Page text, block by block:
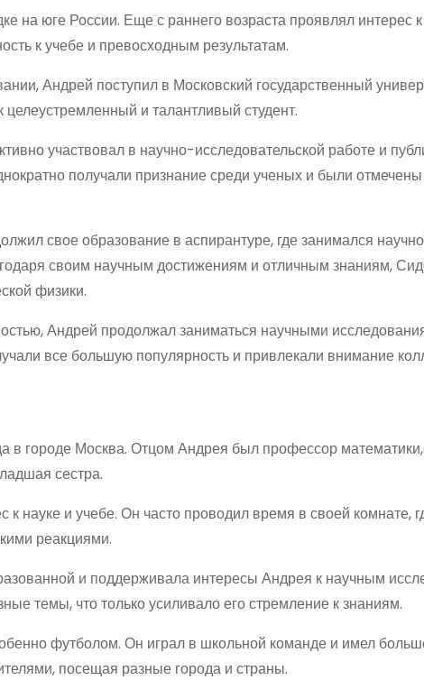
на юге России. Еще с раннего возраста проявлял интерес
к учебе и превосходным результатам.
Андрей поступил в Московский государственный
и талантливый студент.
участвовал в научно-исследовательской работе и
получали признание среди ученых и были
свое образование в аспирантуре, где занимался
своим научным достижениям и отличным знаниям,
физики.
Андрей продолжал заниматься научными
все большую популярность и привлекали внимание
в городе Москва. Отцом Андрея был профессор
сестра.
науке и учебе. Он часто проводил время в своей комнате,
реакциями.
и поддерживала интересы Андрея к научным
темы, что только усиливало его стремление к знаниям.
футболом. Он играл в школьной команде и имел
посещая разные города и страны.